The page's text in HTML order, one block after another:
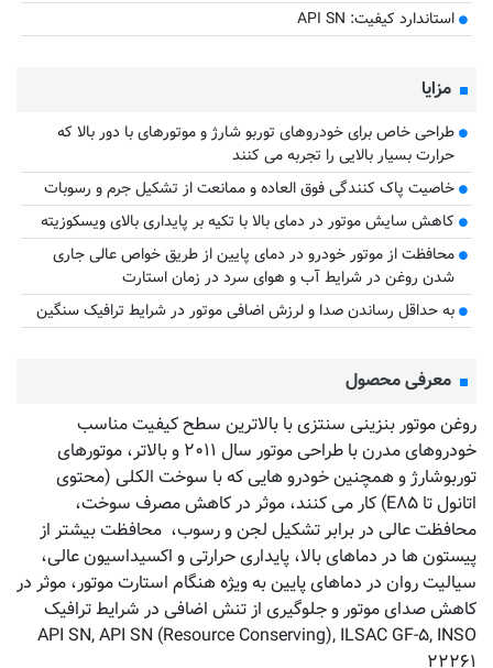
استاندارد کیفیت: API SN
مزایا
​طراحی خاص برای خودروهای توربو شارژ و موتورهای با دور بالا که
حرارت بسیار بالایی را تجربه می کنند
خاصیت پاک کنندگی فوق العاده و ممانعت از تشکیل جرم و رسوبات
کاهش سایش موتور در دمای بالا با تکیه بر پایداری بالای ویسکوزیته
محافظت از موتور خودرو در دمای پایین از طریق خواص عالی جاری
شدن روغن در شرایط آب و هوای سرد در زمان استارت
به حداقل رساندن صدا و لرزش اضافی موتور در شرایط ترافیک سنگین
معرفی محصول
روغن موتور بنزینی سنتزی با بالاترین سطح کیفیت مناسب
خودروهای مدرن با طراحی موتور سال ۲۰۱۱ و بالاتر، موتورهای
توربوشارژ و همچنین خودرو هایی که با سوخت الکلی (محتوی
اتانول تا E۸۵) کار می کنند، موثر در کاهش مصرف سوخت،
محافظت عالی در برابر تشکیل لجن و رسوب، محافظت بیشتر از
پیستون ها در دماهای بالا، پایداری حرارتی و اکسیداسیون عالی،
سیالیت روان در دماهای پایین به ویژه هنگام استارت موتور، موثر در
کاهش صدای موتور و جلوگیری از تنش اضافی در شرایط ترافیک
API SN, API SN (Resource Conserving), ILSAC GF-۵, INSO